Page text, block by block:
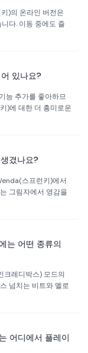
)의 온라인 버전은
다. 이동 중에도 즐
있나요?
능 추가를 좋아하므
)에 대한 더 흥미로운
겼나요?
스프런키)에서
그림자에서 영감을
는 어떤 종류의
레디박스) 모드의
넘치는 비트와 멜로
어디에서 플레이